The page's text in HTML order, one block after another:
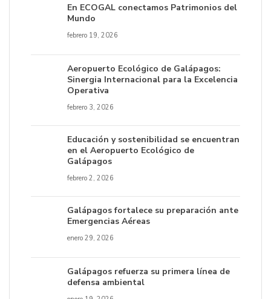
En ECOGAL conectamos Patrimonios del
Mundo
febrero 19, 2026
Aeropuerto Ecológico de Galápagos:
Sinergia Internacional para la Excelencia
Operativa
febrero 3, 2026
Educación y sostenibilidad se encuentran
en el Aeropuerto Ecológico de
Galápagos
febrero 2, 2026
Galápagos fortalece su preparación ante
Emergencias Aéreas
enero 29, 2026
Galápagos refuerza su primera línea de
defensa ambiental